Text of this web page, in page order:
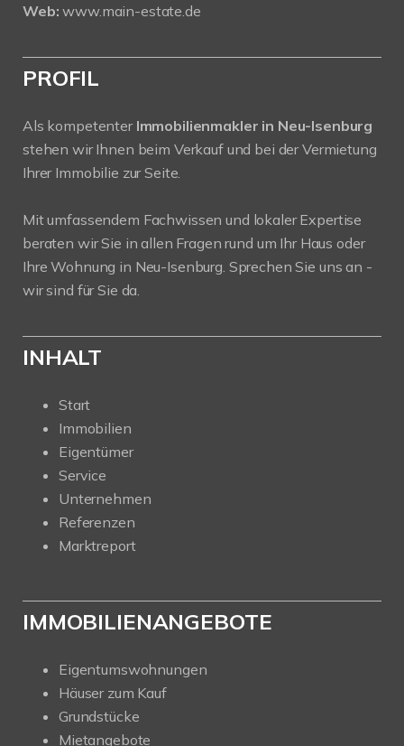
Web: www.main-estate.de
PROFIL
Als kompetenter Immobilienmakler in Neu-Isenburg
stehen wir Ihnen beim Verkauf und bei der Vermietung
Ihrer Immobilie zur Seite.
Mit umfassendem Fachwissen und lokaler Expertise
beraten wir Sie in allen Fragen rund um Ihr Haus oder
Ihre Wohnung in Neu-Isenburg. Sprechen Sie uns an -
wir sind für Sie da.
INHALT
Start
Immobilien
Eigentümer
Service
Unternehmen
Referenzen
Marktreport
IMMOBILIENANGEBOTE
Eigentumswohnungen
Häuser zum Kauf
Grundstücke
Mietangebote